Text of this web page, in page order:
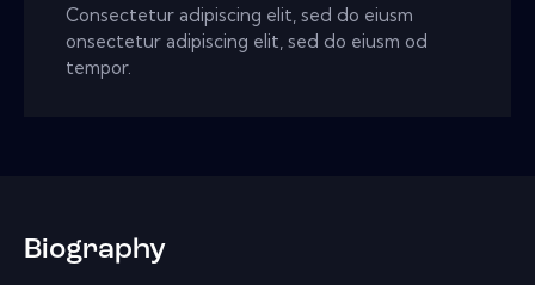
Consectetur adipiscing elit, sed do eiusm
onsectetur adipiscing elit, sed do eiusm od
tempor.
Biography